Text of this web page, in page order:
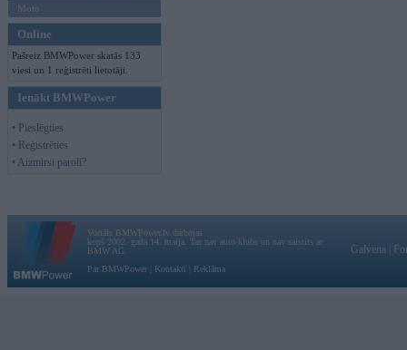
Moto
Online
Pašreiz BMWPower skatās 133
viesi un 1 reģistrēti lietotāji.
Ienākt BMWPower
• Pieslēgties
• Reģistrēties
• Aizmirsi paroli?
Vortāls BMWPower.lv darbojas
kopš 2002. gada 14. maija. Tas nav auto klubs un nav saistīts ar
BMW AG.
Par BMWPower
Kontakti Reklāma
Galvena